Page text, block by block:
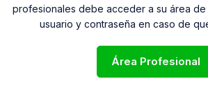
profesionales debe acceder a su área
usuario y contraseña en caso de
Área Profesional